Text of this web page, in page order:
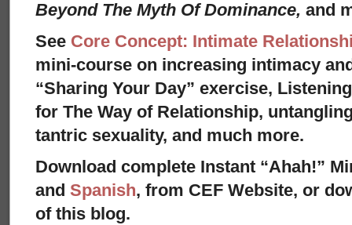
Beyond The Myth Of Dominance, and
See Core Concept: Intimate
mini-course on increasing intimacy
“Sharing Your Day” exercise,
for The Way of Relationship,
tantric sexuality, and much more.
Download complete Instant “Ahah!”
and Spanish, from CEF Website, or
of this blog.